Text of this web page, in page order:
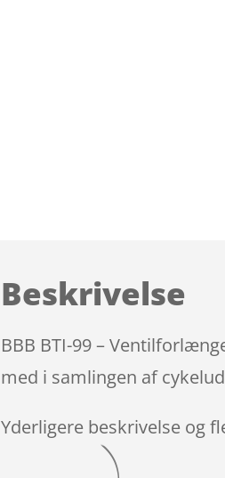
Beskrivelse
BBB BTI-99 –
med i samlingen af
Yderligere beskrivelse og